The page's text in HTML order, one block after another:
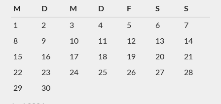
M D M D F S S
1 2 3 4 5 6
7
8
9 10 11 12 13
14
15
16 17 18 19 20
21
22
23 24 25 26 27
28
29
30